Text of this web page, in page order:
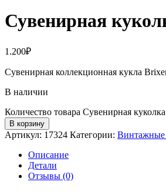
Сувенирная
1.200₽
Сувенирная коллекционная кукла
В наличии
Количество товара Сувенирная
В корзину
Артикул: 17324 Категории:
Описание
Детали
Отзывы (0)